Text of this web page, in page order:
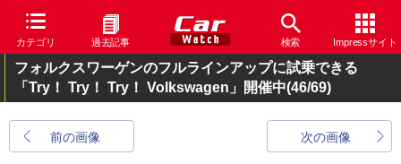
カテゴリ 過去記事 検索 Impressサイト
フォルクスワーゲンのフルラインアップに試乗できる
「Try！ Try！ Try！ Volkswagen」開催中(46/69)
前の画像 次の画像